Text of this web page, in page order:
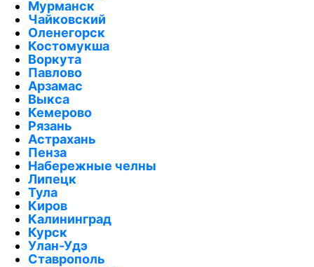
Мурманск
Чайковский
Оленегорск
Костомукша
Воркута
Павлово
Арзамас
Выкса
Кемерово
Рязань
Астрахань
Пенза
Набережные челны
Липецк
Тула
Киров
Калининград
Курск
Улан-Удэ
Ставрополь